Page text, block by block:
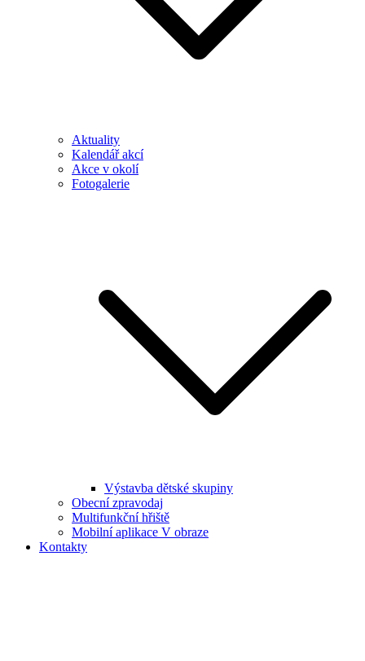
Aktuality
Kalendář akcí
Akce v okolí
Fotogalerie
Výstavba dětské skupiny
Obecní zpravodaj
Multifunkční hřiště
Mobilní aplikace V obraze
Kontakty